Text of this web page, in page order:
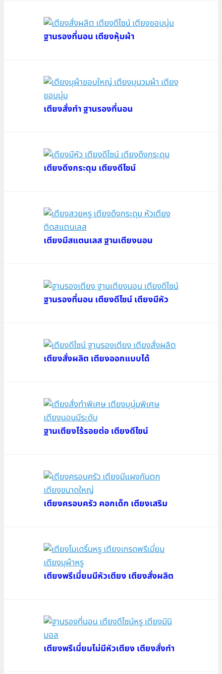
ฐานรองที่นอน เตียงหุ้มผ้า
เตียงสั่งทำ ฐานรองที่นอน
เตียงดึงกระดุม เตียงดีไซน์
เตียงมีสแตนเลส ฐานเตียงนอน
ฐานรองที่นอน เตียงดีไซน์ เตียงมีหัว
เตียงสั่งผลิต เตียงออกแบบได้
ฐานเตียงไร้รอยต่อ เตียงดีไซน์
เตียงครอบครัว คอกเด็ก เตียงเสริม
เตียงพรีเมี่ยมมีหัวเตียง เตียงสั่งผลิต
เตียงพรีเมี่ยมไม่มีหัวเตียง เตียงสั่งทำ